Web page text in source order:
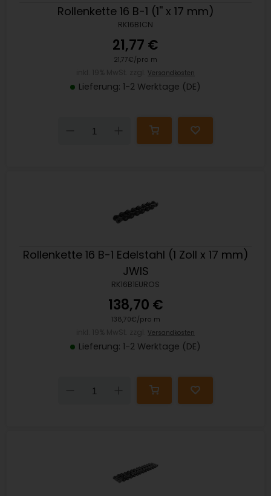
Rollenkette 16 B-1 (1'' x 17 mm)
RK16B1CN
21,77 €
21,77€/pro m
Versandkosten
Lieferung: 1-2 Werktage (DE)
Down
Rollenkette 16 B-1 Edelstahl (1 Zoll x 17 mm)
JWIS
RK16B1EUROS
138,70 €
138,70€/pro m
Versandkosten
Lieferung: 1-2 Werktage (DE)
Down